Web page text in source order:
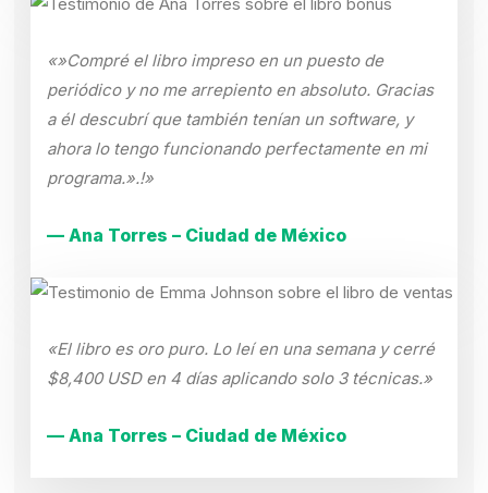
«»Compré el libro impreso en un puesto de
periódico y no me arrepiento en absoluto. Gracias
a él descubrí que también tenían un software, y
ahora lo tengo funcionando perfectamente en mi
programa.».!»
— Ana Torres – Ciudad de México
«El libro es oro puro. Lo leí en una semana y cerré
$8,400 USD en 4 días aplicando solo 3 técnicas.»
— Ana Torres – Ciudad de México